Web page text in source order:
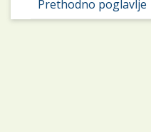
Prethodno poglavlje